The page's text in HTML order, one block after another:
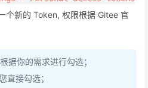
个新的 Token, 权限根据 Gitee 官
据你的需求进行勾选；
直接勾选；